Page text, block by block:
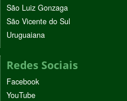
São Luiz Gonzaga
São Vicente do Sul
Uruguaiana
Redes Sociais
Facebook
YouTube